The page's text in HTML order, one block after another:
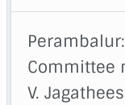
Committee
V.